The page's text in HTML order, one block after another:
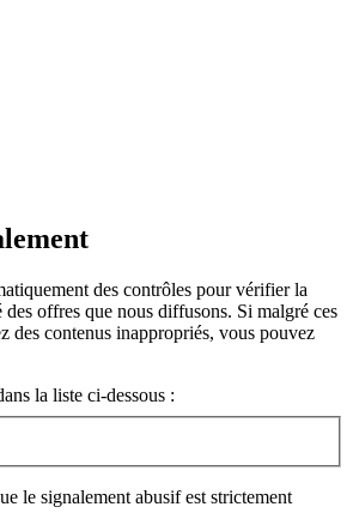
des contrôles pour vérifier la
offres que nous diffusons. Si malgré ces
des contenus inappropriés, vous pouvez
la liste ci-dessous :
le signalement abusif est strictement